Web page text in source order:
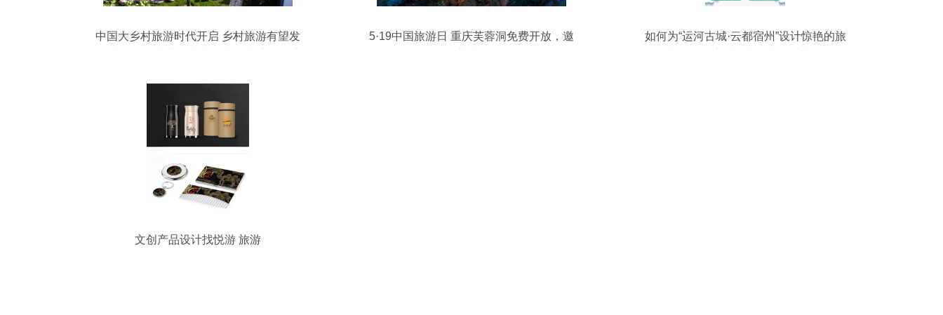
中国大乡村旅游时代开启 乡村旅游有望发
5·19中国旅游日 重庆芙蓉洞免费开放，邀
如何为“运河古城·云都宿州”设计惊艳的旅
文创产品设计找悦游 旅游